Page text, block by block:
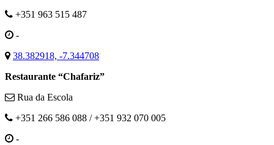
+351 963 515 487
-
38.382918, -7.344708
Restaurante “Chafariz”
Rua da Escola
+351 266 586 088 / +351 932 070 005
-